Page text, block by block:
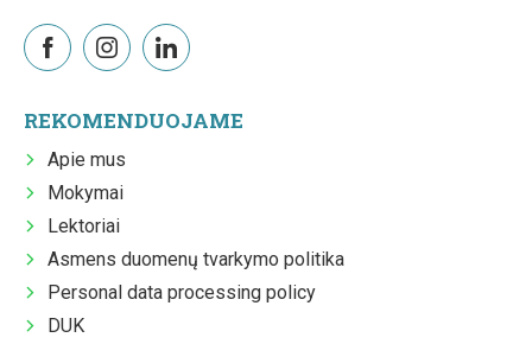
REKOMENDUOJAME
Apie mus
Mokymai
Lektoriai
Asmens duomenų tvarkymo politika
Personal data processing policy
DUK